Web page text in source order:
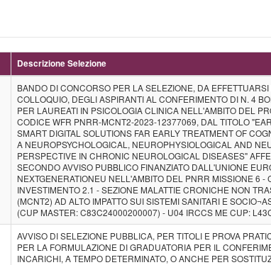
Descrizione Selezione
BANDO DI CONCORSO PER LA SELEZIONE, DA EFFETTUARSI
COLLOQUIO, DEGLI ASPIRANTI AL CONFERIMENTO DI N. 4
PER LAUREATI IN PSICOLOGIA CLINICA NELL'AMBITO DEL
CODICE WFR PNRR-MCNT2-2023-12377069, DAL TITOLO
SMART DIGITAL SOLUTIONS FAR EARLY TREATMENT OF
A NEUROPSYCHOLOGICAL, NEUROPHYSIOLOGICAL AND
PERSPECTIVE IN CHRONIC NEUROLOGICAL DISEASES"
SECONDO AVVISO PUBBLICO FINANZIATO DALL'UNIONE
NEXTGENERATIONEU NELL'AMBITO DEL PNRR MISSIONE 6 -
INVESTIMENTO 2.1 - SEZIONE MALATTIE CRONICHE NON
(MCNT2) AD ALTO IMPATTO SUI SISTEMI SANITARI E
(CUP MASTER: C83C24000200007) - U04 IRCCS ME CUP:
AVVISO DI SELEZIONE PUBBLICA, PER TITOLI E PROVA
PER LA FORMULAZIONE DI GRADUATORIA PER IL
INCARICHI, A TEMPO DETERMINATO, O ANCHE PER